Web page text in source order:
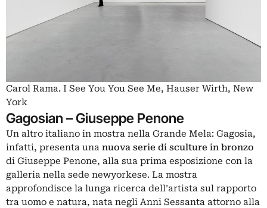
Carol Rama. I See You You See Me, Hauser Wirth, New
York
Gagosian – Giuseppe Penone
Un altro italiano in mostra nella Grande Mela: Gagosia,
infatti, presenta una nuova serie di sculture in bronzo
di Giuseppe Penone, alla sua prima esposizione con la
galleria nella sede newyorkese. La mostra
approfondisce la lunga ricerca dell’artista sul rapporto
tra uomo e natura, nata negli Anni Sessanta attorno alla